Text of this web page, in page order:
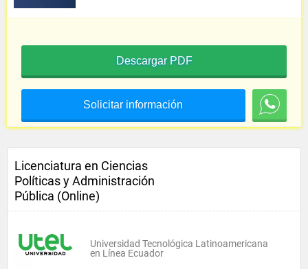
Descargar PDF
Solicitar información
Licenciatura en Ciencias
Políticas y Administración
Pública (Online)
Universidad Tecnológica Latinoamericana
en Línea Ecuador